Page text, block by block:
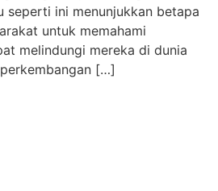
seperti ini menunjukkan betapa
untuk memahami
melindungi mereka di dunia
[…]